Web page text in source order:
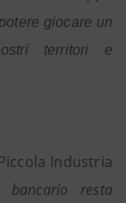
giocare un
territori e
Industria
bancario resta